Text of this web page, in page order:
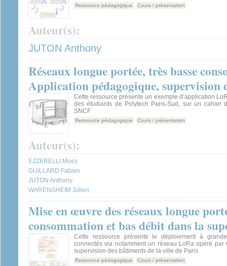
Ressource pédagogique Cours / présentation
Auteur(s):
JUTON Anthony
Réseaux longue portée, très basse
Application pédagogique, supervision
Cette ressource présente un exemple d’application
des étudiants de Polytech Paris-Sud, sur un cahier
SNCF
Ressource pédagogique Cours / présentation
Auteur(s):
EZZERELLI Moez
GUILLARD Fabien
JUTON Anthony
WARENGHEIM Julien
Mise en œuvre des réseaux longue
consommation et bas débit dans la
Cette ressource présente le déploiement à
connectés via notamment un réseau LoRa opéré par
supervision des bâtiments de la ville de Paris
Ressource pédagogique Cours / présentation